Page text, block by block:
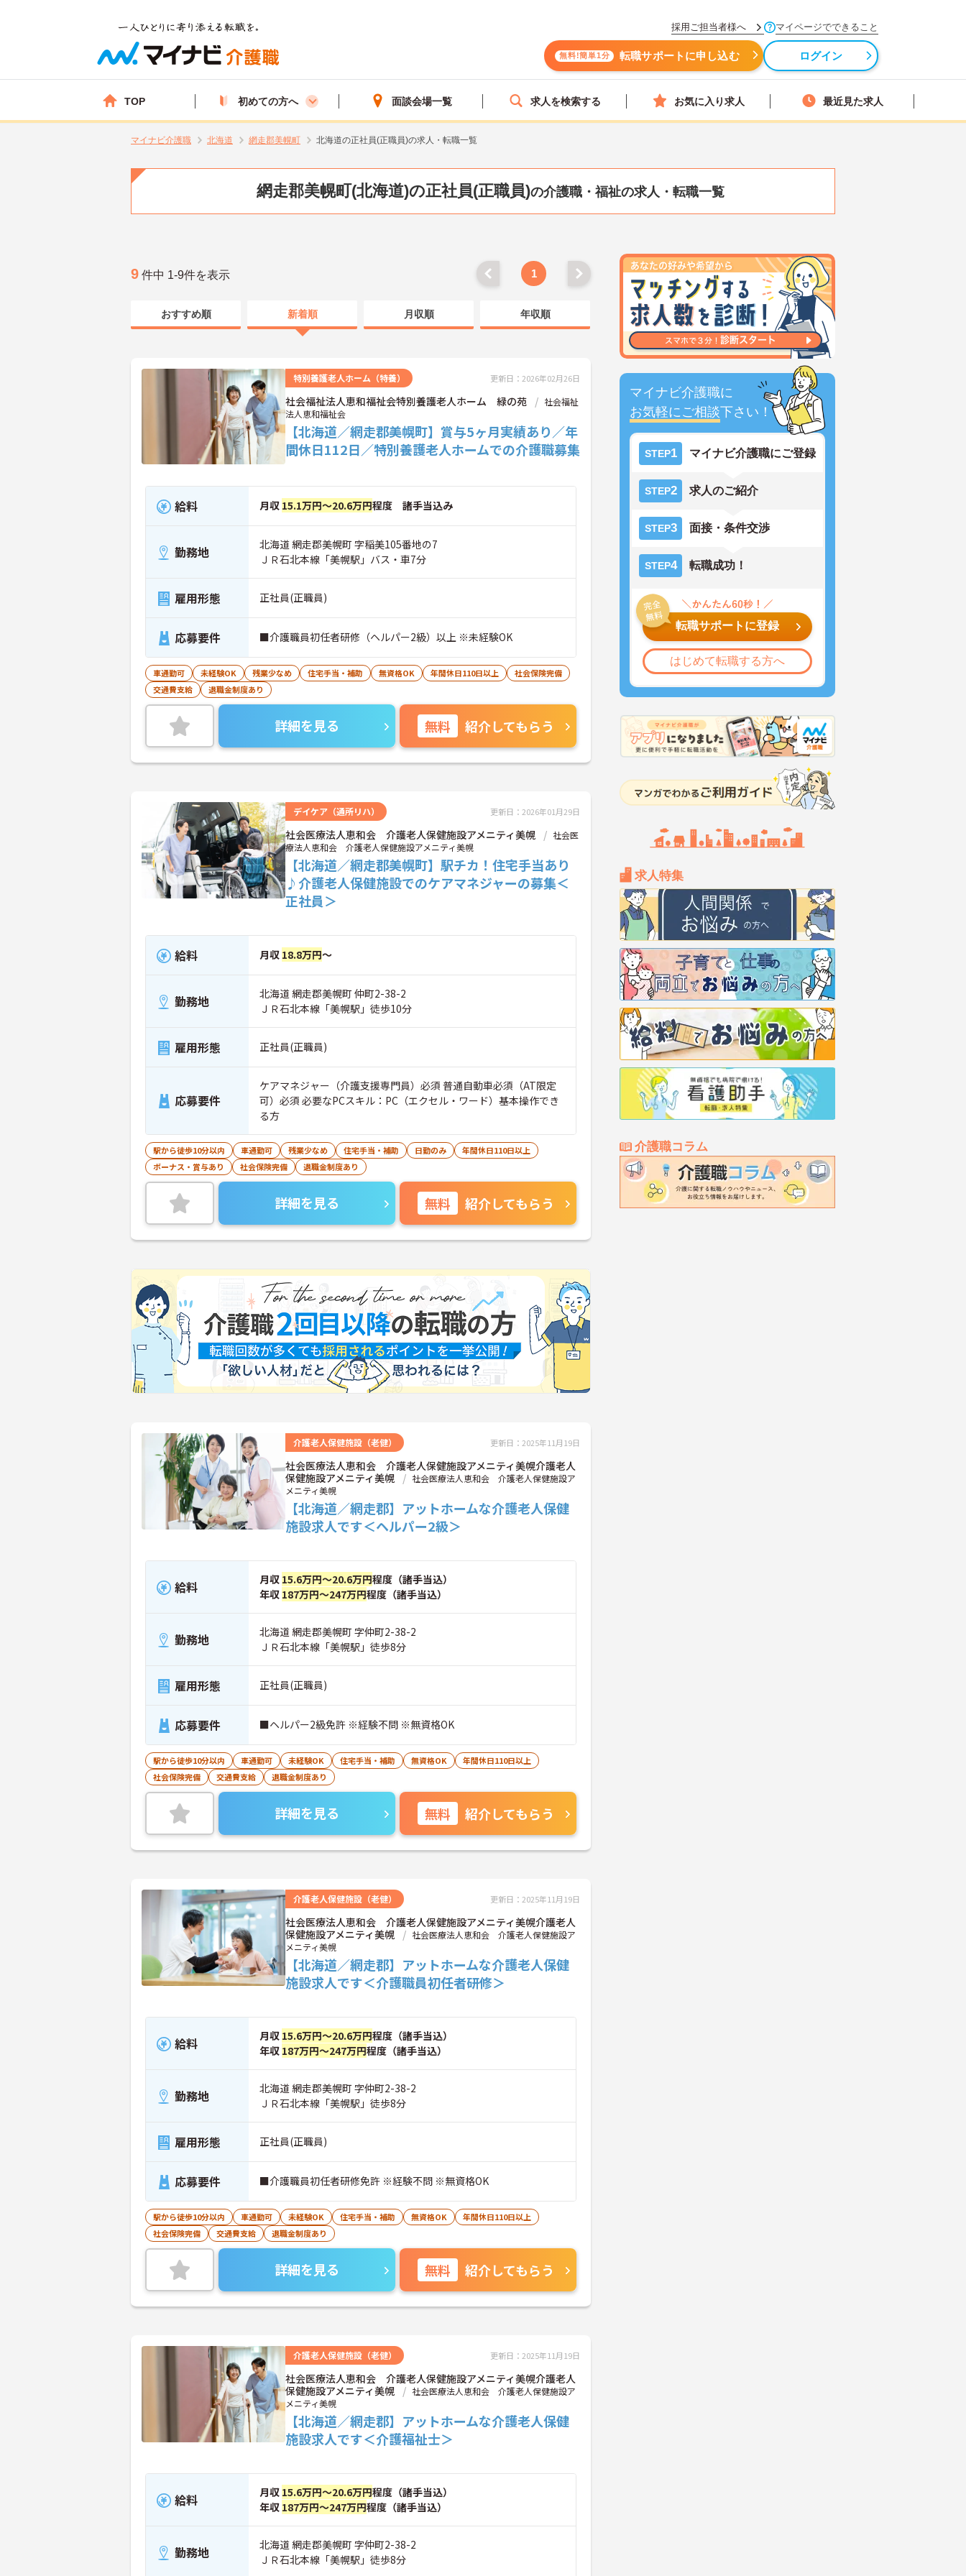
採用ご担当者様へ マイページでできること
無料!簡単1分 転職サポートに申し込む ログイン
TOP 初めての方へ 面談会場一覧 求人を検索する お気に入り求人 最近見た求人
マイナビ介護職 北海道 網走郡美幌町 北海道の正社員(正職員)の求人・転職一覧
網走郡美幌町(北海道)の正社員(正職員)の介護職・福祉の求人・転職一覧
マイナビ介護職に
お気軽にご相談下さい！
STEP1 マイナビ介護職にご登録
STEP2 求人のご紹介
STEP3 面接・条件交渉
STEP4 転職成功！
転職サポートに登録
はじめて転職する方へ
求人特集
介護職コラム
9 件中 1-9件を表示 1
おすすめ順 新着順 月収順 年収順
特別養護老人ホーム（特養） 更新日：2026年02月26日
社会福祉法人恵和福祉会特別養護老人ホーム 緑の苑
社会福祉
法人恵和福祉会
【北海道／網走郡美幌町】賞与5ヶ月実績あり／年
間休日112日／特別養護老人ホームでの介護職募集
給料 月収 15.1万円～20.6万円程度 諸手当込み
勤務地
北海道 網走郡美幌町 字稲美105番地の7
ＪＲ石北本線「美幌駅」バス・車7分
雇用形態 正社員(正職員)
応募要件 ■介護職員初任者研修（ヘルパー2級）以上 ※未経験OK
車通勤可 未経験OK 残業少なめ 住宅手当・補助 無資格OK 年間休日110日以上
社会保険完備
交通費支給
退職金制度あり
詳細を見る 無料 紹介してもらう
デイケア（通所リハ） 更新日：2026年01月29日
社会医療法人恵和会 介護老人保健施設アメニティ美幌
社会医
療法人恵和会 介護老人保健施設アメニティ美幌
【北海道／網走郡美幌町】駅チカ！住宅手当あり
♪介護老人保健施設でのケアマネジャーの募集＜
正社員＞
給料 月収 18.8万円～
勤務地
北海道 網走郡美幌町 仲町2-38-2
ＪＲ石北本線「美幌駅」徒歩10分
雇用形態 正社員(正職員)
応募要件
ケアマネジャー（介護支援専門員）必須 普通自動車必須（AT限定
可）必須 必要なPCスキル：PC（エクセル・ワード）基本操作でき
る方
駅から徒歩10分以内 車通勤可 残業少なめ 住宅手当・補助 日勤のみ
年間休日110日以上
ボーナス・賞与あり
社会保険完備 退職金制度あり
詳細を見る 無料 紹介してもらう
介護老人保健施設（老健） 更新日：2025年11月19日
社会医療法人恵和会 介護老人保健施設アメニティ美幌介護老人
保健施設アメニティ美幌
社会医療法人恵和会 介護老人保健施設ア
メニティ美幌
【北海道／網走郡】アットホームな介護老人保健
施設求人です＜ヘルパー2級＞
給料 月収 15.6万円～20.6万円程度（諸手当込）
年収 187万円～247万円程度（諸手当込）
勤務地
北海道 網走郡美幌町 字仲町2-38-2
ＪＲ石北本線「美幌駅」徒歩8分
雇用形態 正社員(正職員)
応募要件 ■ヘルパー2級免許 ※経験不問 ※無資格OK
駅から徒歩10分以内 車通勤可 未経験OK 住宅手当・補助 無資格OK
年間休日110日以上
社会保険完備
交通費支給 退職金制度あり
詳細を見る 無料 紹介してもらう
介護老人保健施設（老健） 更新日：2025年11月19日
社会医療法人恵和会 介護老人保健施設アメニティ美幌介護老人
保健施設アメニティ美幌
社会医療法人恵和会 介護老人保健施設ア
メニティ美幌
【北海道／網走郡】アットホームな介護老人保健
施設求人です＜介護職員初任者研修＞
給料 月収 15.6万円～20.6万円程度（諸手当込）
年収 187万円～247万円程度（諸手当込）
勤務地
北海道 網走郡美幌町 字仲町2-38-2
ＪＲ石北本線「美幌駅」徒歩8分
雇用形態 正社員(正職員)
応募要件 ■介護職員初任者研修免許 ※経験不問 ※無資格OK
駅から徒歩10分以内 車通勤可 未経験OK 住宅手当・補助 無資格OK
年間休日110日以上
社会保険完備
交通費支給 退職金制度あり
詳細を見る 無料 紹介してもらう
介護老人保健施設（老健） 更新日：2025年11月19日
社会医療法人恵和会 介護老人保健施設アメニティ美幌介護老人
保健施設アメニティ美幌
社会医療法人恵和会 介護老人保健施設ア
メニティ美幌
【北海道／網走郡】アットホームな介護老人保健
施設求人です＜介護福祉士＞
給料 月収 15.6万円～20.6万円程度（諸手当込）
年収 187万円～247万円程度（諸手当込）
勤務地
北海道 網走郡美幌町 字仲町2-38-2
ＪＲ石北本線「美幌駅」徒歩8分